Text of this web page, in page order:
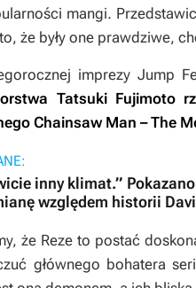
mangi.
że były one prawdziwe,
imprezy Jump
Tatsuki Fujimoto
Chainsaw Man – The
inny klimat.”
względem historii
że Reze to postać
głównego bohatera